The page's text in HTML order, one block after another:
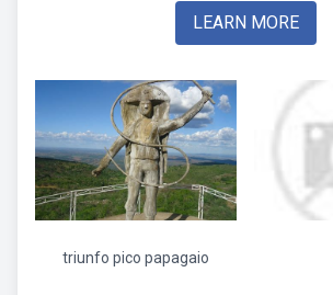
LEARN MORE
triunfo pico papagaio